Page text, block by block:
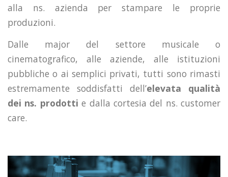
alla ns. azienda per stampare le proprie
produzioni.
Dalle major del settore musicale o
cinematografico, alle aziende, alle istituzioni
pubbliche o ai semplici privati, tutti sono rimasti
estremamente soddisfatti dell’elevata qualità
dei ns. prodotti e dalla cortesia del ns. customer
care.